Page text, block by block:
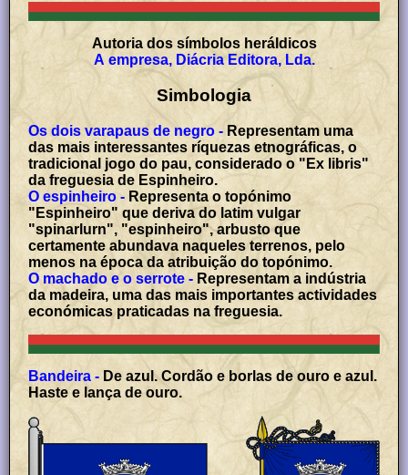
Autoria dos símbolos heráldicos
A empresa, Diácria Editora, Lda.
Simbologia
Os dois varapaus de negro - Representam uma
das mais interessantes ríquezas etnográficas, o
tradicional jogo do pau, considerado o "Ex libris"
da freguesia de Espinheiro.
O espinheiro - Representa o topónimo
"Espinheiro" que deriva do latim vulgar
"spinarlurn", "espinheiro", arbusto que
certamente abundava naqueles terrenos, pelo
menos na época da atribuição do topónimo.
O machado e o serrote - Representam a indústria
da madeira, uma das mais importantes actividades
económicas praticadas na freguesia.
Bandeira -
Haste e lança de ouro.